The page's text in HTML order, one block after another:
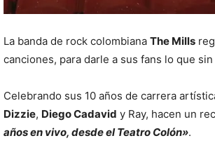
La banda de rock colombiana The Mills
canciones, para darle a sus fans lo que
Celebrando sus 10 años de carrera
Dizzie, Diego Cadavid y Ray, hacen un
años en vivo, desde el Teatro Colón».